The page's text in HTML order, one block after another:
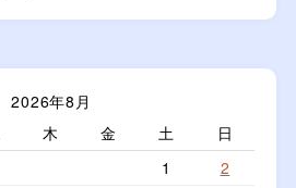
2026年8月
木 金 土
日
1
2